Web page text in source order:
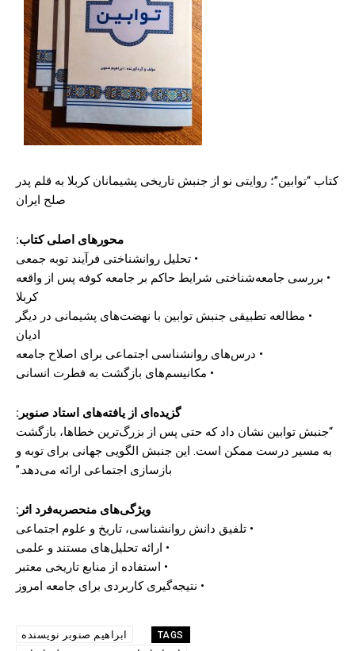
کتاب “توابین”؛ روایتی نو از جنبش تاریخی پشیمانان کربلا به قلم پدر
صلح ایران
محورهای اصلی کتاب:
• تحلیل روانشناختی فرآیند توبه جمعی
• بررسی جامعه‌شناختی شرایط حاکم بر جامعه کوفه پس از واقعه
کربلا
• مطالعه تطبیقی جنبش توابین با نهضت‌های پشیمانی در دیگر
ادیان
• درس‌های روانشناسی اجتماعی برای اصلاح جامعه
• مکانیسم‌های بازگشت به فطرت انسانی
گزیده‌ای از یافته‌های استاد صنوبر:
“جنبش توابین نشان داد که حتی پس از بزرگ‌ترین خطاها، بازگشت
به مسیر درست ممکن است. این جنبش الگویی جهانی برای توبه و
بازسازی اجتماعی ارائه می‌دهد.”
ویژگی‌های منحصربه‌فرد اثر:
• تلفیق دانش روانشناسی، تاریخ و علوم اجتماعی
• ارائه تحلیل‌های مستند و علمی
• استفاده از منابع تاریخی معتبر
• نتیجه‌گیری کاربردی برای جامعه امروز
TAGS
ابراهیم صنوبر نویسنده